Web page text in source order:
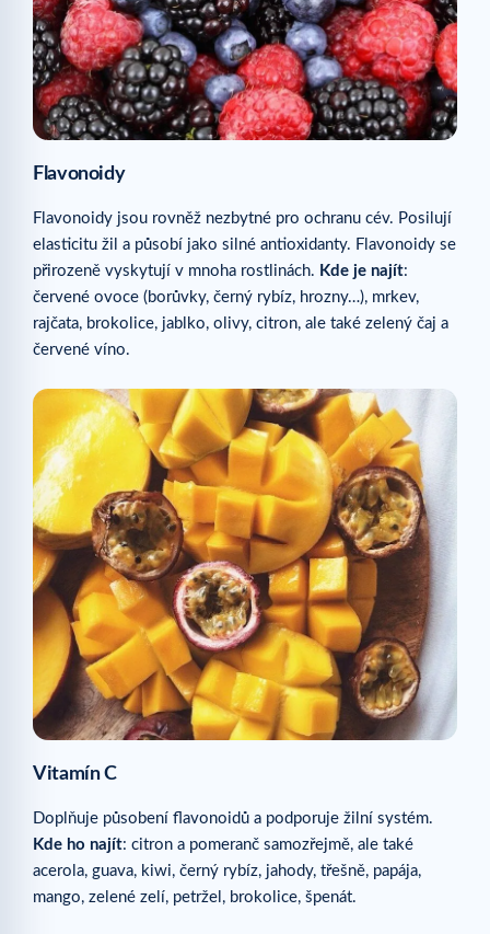
Flavonoidy
Flavonoidy jsou rovněž nezbytné pro ochranu cév. Posilují
elasticitu žil a působí jako silné antioxidanty. Flavonoidy se
přirozeně vyskytují v mnoha rostlinách. Kde je najít:
červené ovoce (borůvky, černý rybíz, hrozny…), mrkev,
rajčata, brokolice, jablko, olivy, citron, ale také zelený čaj a
červené víno.
Vitamín C
Doplňuje působení flavonoidů a podporuje žilní systém.
Kde ho najít: citron a pomeranč samozřejmě, ale také
acerola, guava, kiwi, černý rybíz, jahody, třešně, papája,
mango, zelené zelí, petržel, brokolice, špenát.